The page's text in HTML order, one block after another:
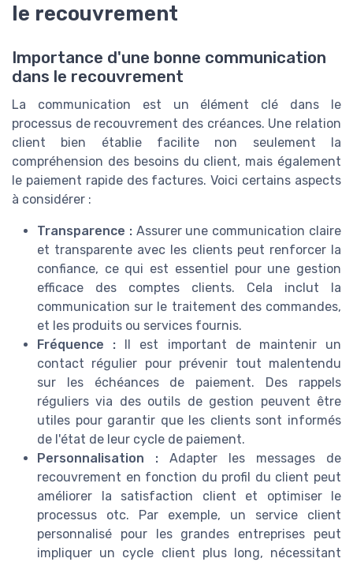
le recouvrement
Importance d'une bonne communication
dans le recouvrement
La communication est un élément clé dans le
processus de recouvrement des créances. Une relation
client bien établie facilite non seulement la
compréhension des besoins du client, mais également
le paiement rapide des factures. Voici certains aspects
à considérer :
Transparence :Assurer une communication claire
et transparente avec les clients peut renforcer la
confiance, ce qui est essentiel pour une gestion
efficace des comptes clients. Cela inclut la
communication sur le traitement des commandes,
et les produits ou services fournis.
Fréquence : Il est important de maintenir un
contact régulier pour prévenir tout malentendu
sur les échéances de paiement. Des rappels
réguliers via des outils de gestion peuvent être
utiles pour garantir que les clients sont informés
de l'état de leur cycle de paiement.
Personnalisation : Adapter les messages de
recouvrement en fonction du profil du client peut
améliorer la satisfaction client et optimiser le
processus otc. Par exemple, un service client
personnalisé pour les grandes entreprises peut
impliquer un cycle client plus long, nécessitant